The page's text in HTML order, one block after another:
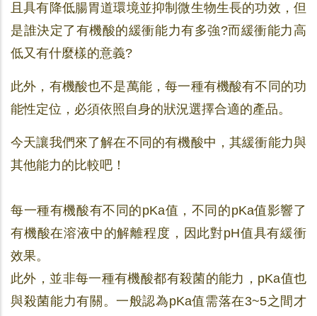
且具有降低腸胃道環境並抑制微生物生長的功效，但
是誰決定了有機酸的緩衝能力有多強?而緩衝能力高
低又有什麼樣的意義?
此外，有機酸也不是萬能，每一種有機酸有不同的功
能性定位，必須依照自身的狀況選擇合適的產品。
今天讓我們來了解在不同的有機酸中，其緩衝能力與
其他能力的比較吧！
每一種有機酸有不同的pKa值，不同的pKa值影響了
有機酸在溶液中的解離程度，因此對pH值具有緩衝
效果。
此外，並非每一種有機酸都有殺菌的能力，pKa值也
與殺菌能力有關。一般認為pKa值需落在3~5之間才